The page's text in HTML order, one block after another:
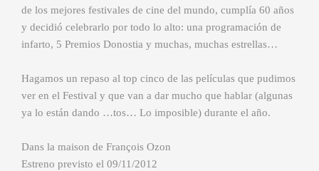
de los mejores festivales de cine del mundo, cumplía 60 años
y decidió celebrarlo por todo lo alto: una programación de
infarto, 5 Premios Donostia y muchas, muchas estrellas…
Hagamos un repaso al top cinco de las películas que pudimos
ver en el Festival y que van a dar mucho que hablar (algunas
ya lo están dando …tos… Lo imposible) durante el año.
Dans la maison de François Ozon
Estreno previsto el 09/11/2012